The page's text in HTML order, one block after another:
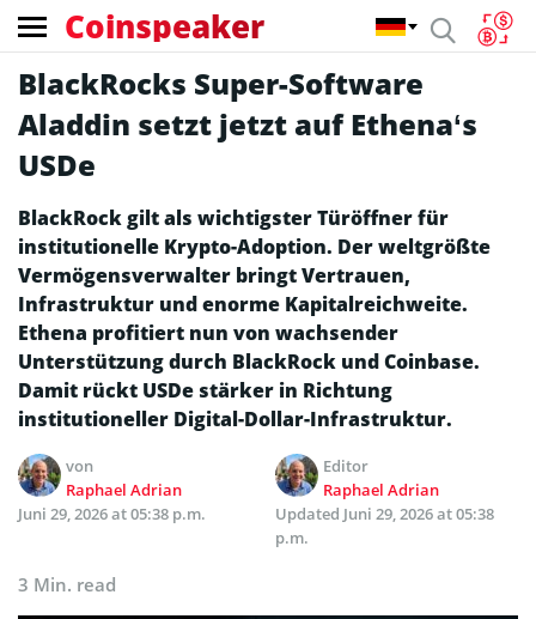
Coinspeaker
BlackRocks Super-Software
Aladdin setzt jetzt auf Ethena‘s
USDe
BlackRock gilt als wichtigster Türöffner für
institutionelle Krypto-Adoption. Der weltgrößte
Vermögensverwalter bringt Vertrauen,
Infrastruktur und enorme Kapitalreichweite.
Ethena profitiert nun von wachsender
Unterstützung durch BlackRock und Coinbase.
Damit rückt USDe stärker in Richtung
institutioneller Digital-Dollar-Infrastruktur.
von
Raphael Adrian
Editor
Raphael Adrian
Juni 29, 2026 at 05:38 p.m.
Updated Juni 29, 2026 at 05:38
p.m.
3 Min. read